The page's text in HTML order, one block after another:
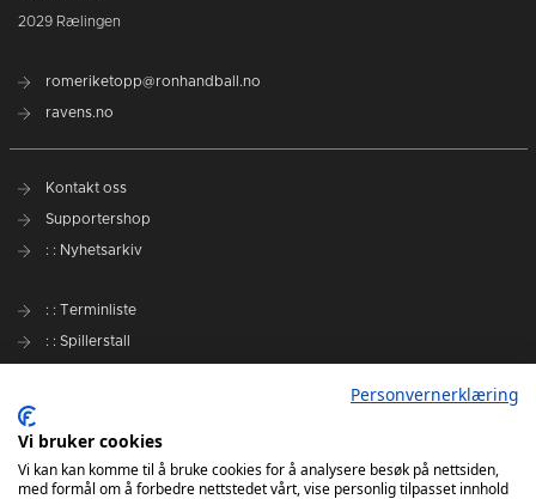
2029 Rælingen
romeriketopp@ronhandball.no
ravens.no
Kontakt oss
Supportershop
: : Nyhetsarkiv
: : Terminliste
: : Spillerstall
: : Samarbeidspartnere
Slik kan du støtte Romerike Ravens
Personvernerklæring
Personvernerklæring
Vi bruker cookies
Vi kan kan komme til å bruke cookies for å analysere besøk på nettsiden,
med formål om å forbedre nettstedet vårt, vise personlig tilpasset innhold